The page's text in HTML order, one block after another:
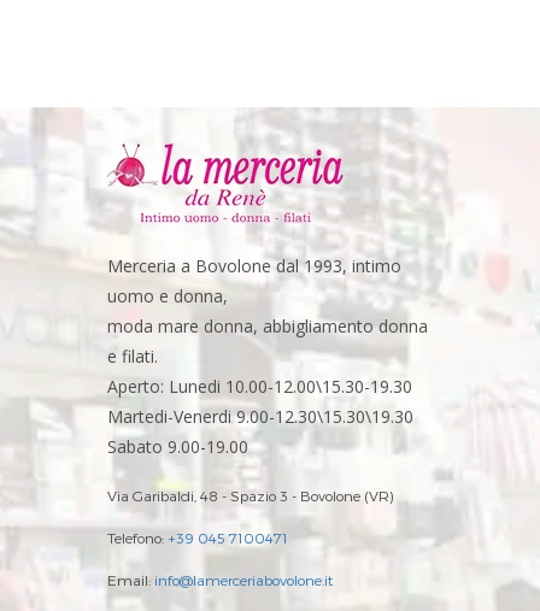
Merceria a Bovolone dal 1993, intimo
uomo e donna,
moda mare donna, abbigliamento donna
e filati.
Aperto: Lunedi 10.00-12.00\15.30-19.30
Martedi-Venerdi 9.00-12.30\15.30\19.30
Sabato 9.00-19.00
Via Garibaldi, 48 - Spazio 3 - Bovolone (VR)
Telefono: +39 045 7100471
Email: info@lamerceriabovolone.it